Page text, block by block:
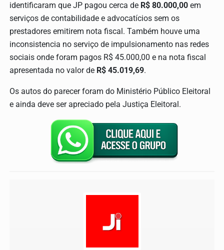
identificaram que JP pagou cerca de R$ 80.000,00 em
serviços de contabilidade e advocatícios sem os
prestadores emitirem nota fiscal. Também houve uma
inconsistencia no serviço de impulsionamento nas redes
sociais onde foram pagos R$ 45.000,00 e na nota fiscal
apresentada no valor de R$ 45.019,69.
Os autos do parecer foram do Ministério Público Eleitoral
e ainda deve ser apreciado pela Justiça Eleitoral.